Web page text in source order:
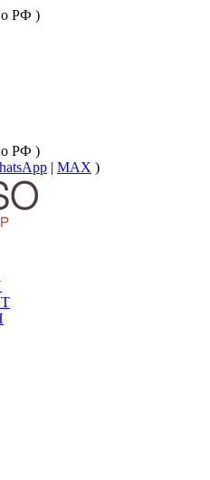
РФ )
РФ )
| MAX )